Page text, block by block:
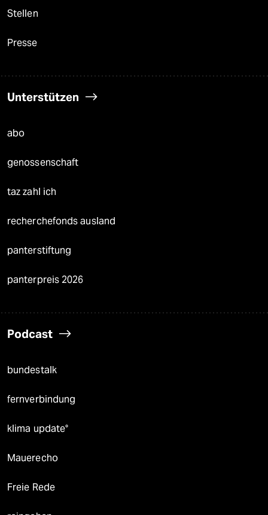
Stellen
Presse
Unterstützen
abo
genossenschaft
taz zahl ich
recherchefonds ausland
panterstiftung
panterpreis 2026
Podcast
bundestalk
fernverbindung
klima update°
Mauerecho
Freie Rede